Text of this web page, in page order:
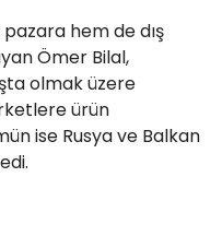
hem de dış
Ömer Bilal,
olmak üzere
ürün
ise Rusya ve Balkan